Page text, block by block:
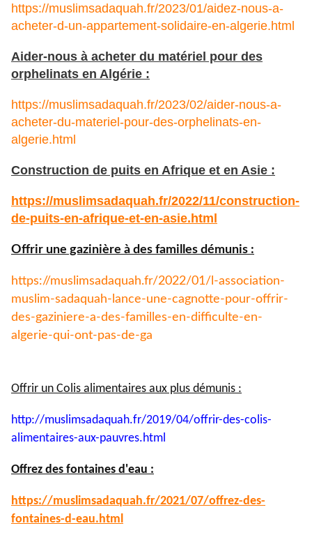
https://muslimsadaquah.fr/2023/01/aidez-nous-a-
acheter-d-un-appartement-solidaire-en-algerie.html
Aider-nous à acheter du matériel pour des
orphelinats en Algérie :
https://muslimsadaquah.fr/2023/02/aider-nous-a-
acheter-du-materiel-pour-des-orphelinats-en-
algerie.html
Construction de puits en Afrique et en Asie :
https://muslimsadaquah.fr/2022/11/construction-
de-puits-en-afrique-et-en-asie.html
Offrir une gazinière à des familles démunis :
https://muslimsadaquah.fr/2022/01/l-association-
muslim-sadaquah-lance-une-cagnotte-pour-offrir-
des-gaziniere-a-des-familles-en-difficulte-en-
algerie-qui-ont-pas-de-ga
Offrir un Colis alimentaires aux plus démunis :
http://muslimsadaquah.fr/2019/04/offrir-des-colis-
alimentaires-aux-pauvres.html
Offrez des fontaines d'eau :
https://muslimsadaquah.fr/2021/07/offrez-des-
fontaines-d-eau.html